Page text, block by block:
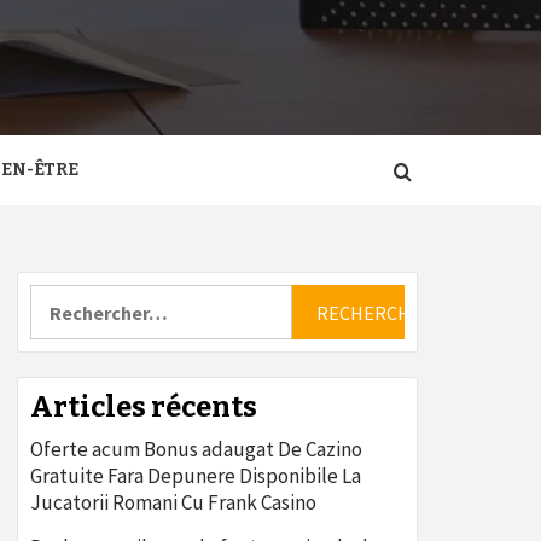
ÊTRE
Articles récents
Oferte acum Bonus adaugat De Cazino
Gratuite Fara Depunere Disponibile La
Jucatorii Romani Cu Frank Casino